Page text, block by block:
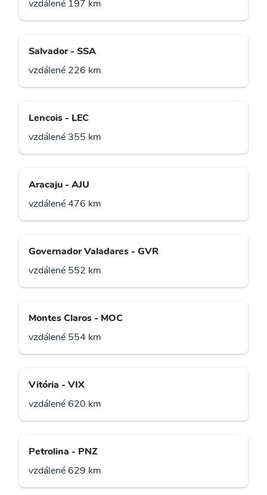
vzdálené 197 km
Salvador - SSA
vzdálené 226 km
Lencois - LEC
vzdálené 355 km
Aracaju - AJU
vzdálené 476 km
Governador Valadares - GVR
vzdálené 552 km
Montes Claros - MOC
vzdálené 554 km
Vitória - VIX
vzdálené 620 km
Petrolina - PNZ
vzdálené 629 km